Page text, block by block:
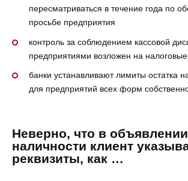
пересматриваться в течение года по
просьбе предприятия
контроль за соблюдением кассовой
предприятиями возложен на
банки устанавливают лимиты остатка
для предприятий всех форм
Неверно, что в
наличности клиент
реквизиты, как …